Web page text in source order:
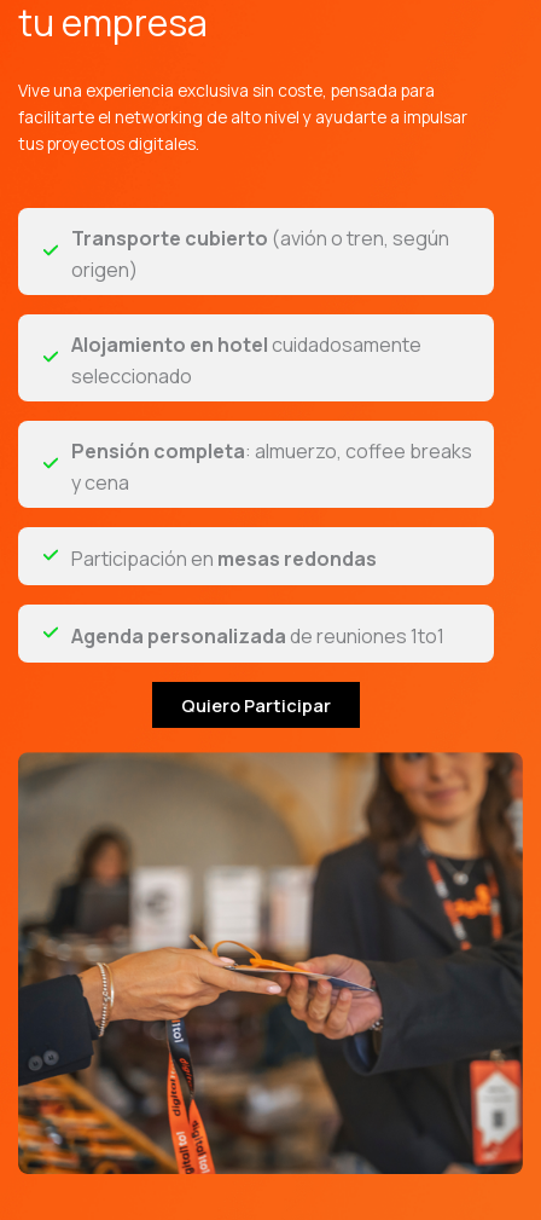
tu empresa
Vive una experiencia exclusiva sin coste, pensada para
facilitarte el networking de alto nivel y ayudarte a impulsar
tus proyectos digitales.
Transporte cubierto (avión o tren, según
origen)
Alojamiento en hotel cuidadosamente
seleccionado
Pensión completa: almuerzo, coffee breaks
y cena
Participación en mesas redondas
Agenda personalizada de reuniones 1to1
Quiero Participar